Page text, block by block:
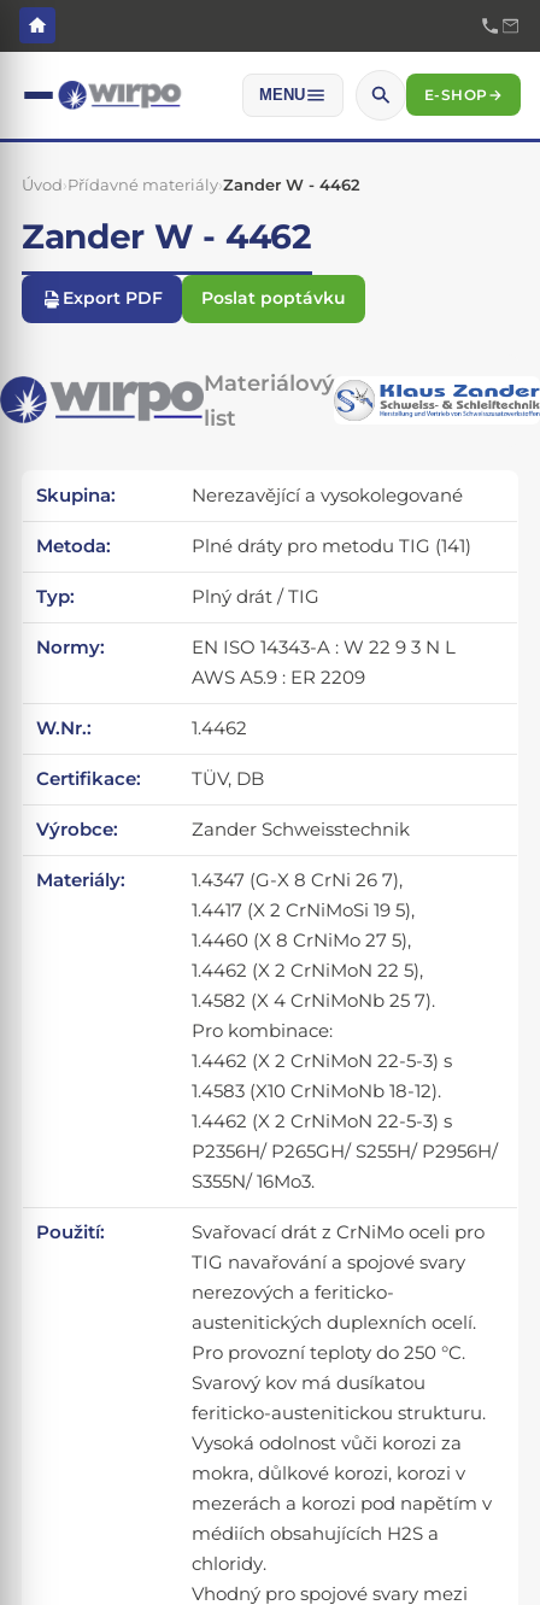
MENU E-SHOP→
Úvod›Přídavné materiály›Zander W - 4462
Zander W - 4462
Export PDF Poslat poptávku
Materiálový
list
Skupina: Nerezavějící a vysokolegované
Metoda: Plné dráty pro metodu TIG (141)
Typ: Plný drát / TIG
Normy:
EN ISO 14343-A : W 22 9 3 N L
AWS A5.9 : ER 2209
W.Nr.: 1.4462
Certifikace: TÜV, DB
Výrobce: Zander Schweisstechnik
Materiály:
1.4347 (G-X 8 CrNi 26 7),
1.4417 (X 2 CrNiMoSi 19 5),
1.4460 (X 8 CrNiMo 27 5),
1.4462 (X 2 CrNiMoN 22 5),
1.4582 (X 4 CrNiMoNb 25 7).
Pro kombinace:
1.4462 (X 2 CrNiMoN 22-5-3) s
1.4583 (X10 CrNiMoNb 18-12).
1.4462 (X 2 CrNiMoN 22-5-3) s
P2356H/ P265GH/ S255H/ P2956H/
S355N/ 16Mo3.
Použití:
Svařovací drát z CrNiMo oceli pro
TIG navařování a spojové svary
nerezových a feriticko-
austenitických duplexních ocelí.
Pro provozní teploty do 250 °C.
Svarový kov má dusíkatou
feriticko-austenitickou strukturu.
Vysoká odolnost vůči korozi za
mokra, důlkové korozi, korozi v
mezerách a korozi pod napětím v
médiích obsahujících H2S a
chloridy.
Vhodný pro spojové svary mezi